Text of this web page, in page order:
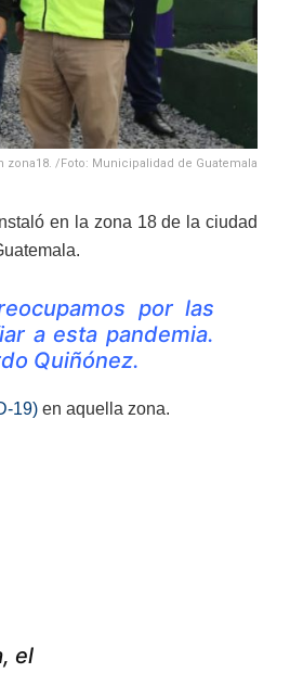
zona18. /Foto: Municipalidad de Guatemala
en la zona 18 de la ciudad
por las
a esta pandemia.
Quiñónez.
19) en aquella zona.
el